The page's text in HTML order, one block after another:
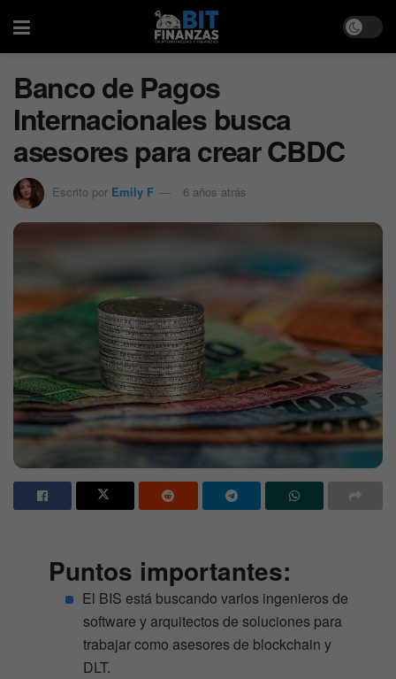
Banco de Pagos
Internacionales busca
asesores para crear CBDC
Escrito por Emily F 6 años atrás
Puntos importantes:
El BIS está buscando varios ingenieros de
software y arquitectos de soluciones para
trabajar como asesores de blockchain y
DLT.